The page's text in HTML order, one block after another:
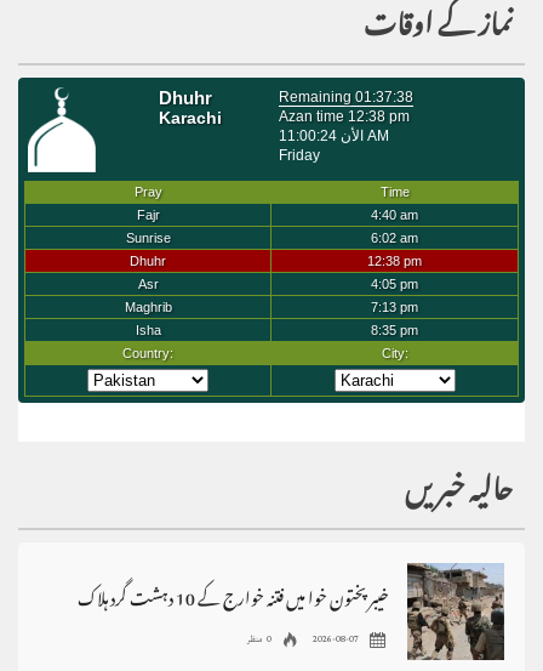
نماز کے اوقات
حالیہ خبریں
خیبر پختون خوا میں فتنہ خوارج کے 10 دہشت گرد ہلاک
2026-08-07 0 منظر